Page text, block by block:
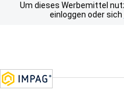
Um dieses Werbemittel
einloggen oder sich